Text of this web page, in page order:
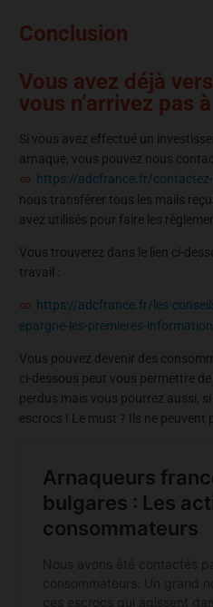
Conclusion
Vous avez déjà
vous n’arrivez pas
Si vous avez effectué un
arnaque, vous pouvez nous
https://adcfrance.fr/
nous transférer tous les mails
avez utilisés pour faire les
Vous trouverez dans le lien ci-
travail :
https://adcfrance.fr/les-
epargne-les-premieres-
Vous pouvez devenir des
ci-dessous peut vous permettre
perdus mais vous pourrez aussi,
escrocs ! Le must ? Ils ne peuvent